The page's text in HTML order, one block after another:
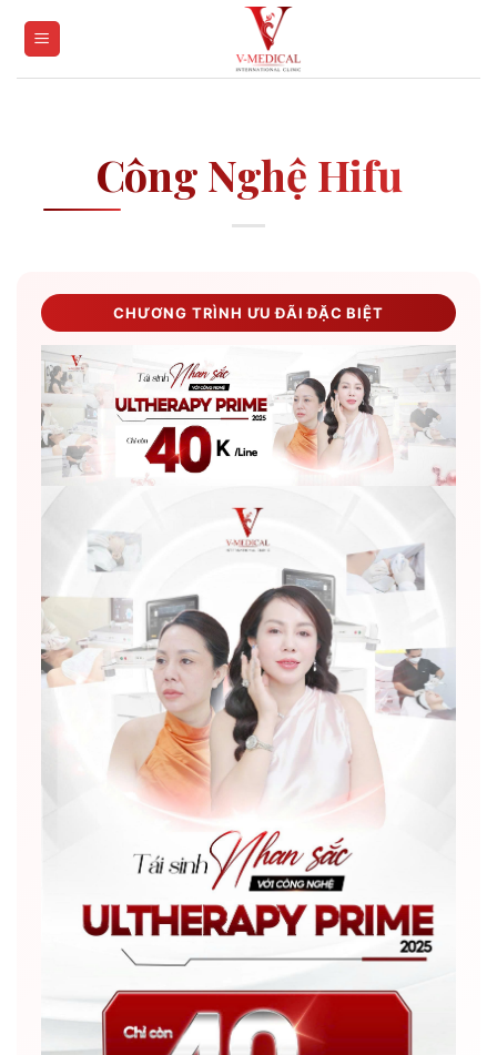
Công Nghệ Hifu
CHƯƠNG TRÌNH ƯU ĐÃI ĐẶC BIỆT